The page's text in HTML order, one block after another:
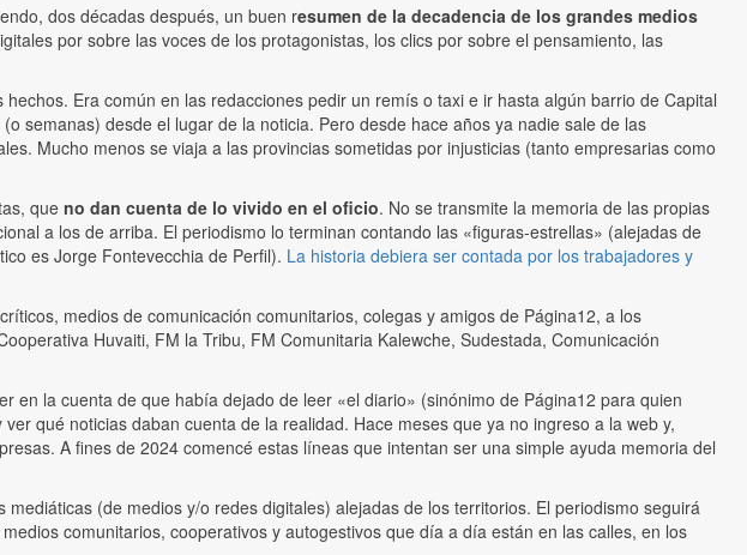
dos décadas después, un buen resumen de la decadencia de los grandes medios
por sobre las voces de los protagonistas, los clics por sobre el pensamiento, las
Era común en las redacciones pedir un remís o taxi e ir hasta algún barrio de Capital
semanas) desde el lugar de la noticia. Pero desde hace años ya nadie sale de las
Mucho menos se viaja a las provincias sometidas por injusticias (tanto empresarias como
que no dan cuenta de lo vivido en el oficio. No se transmite la memoria de las propias
a los de arriba. El periodismo lo terminan contando las «figuras-estrellas» (alejadas de
es Jorge Fontevecchia de Perfil). La historia debiera ser contada por los trabajadores y
medios de comunicación comunitarios, colegas y amigos de Página12, a los
Huvaiti, FM la Tribu, FM Comunitaria Kalewche, Sudestada, Comunicación
la cuenta de que había dejado de leer «el diario» (sinónimo de Página12 para quien
qué noticias daban cuenta de la realidad. Hace meses que ya no ingreso a la web y,
A fines de 2024 comencé estas líneas que intentan ser una simple ayuda memoria del
(de medios y/o redes digitales) alejadas de los territorios. El periodismo seguirá
comunitarios, cooperativos y autogestivos que día a día están en las calles, en los